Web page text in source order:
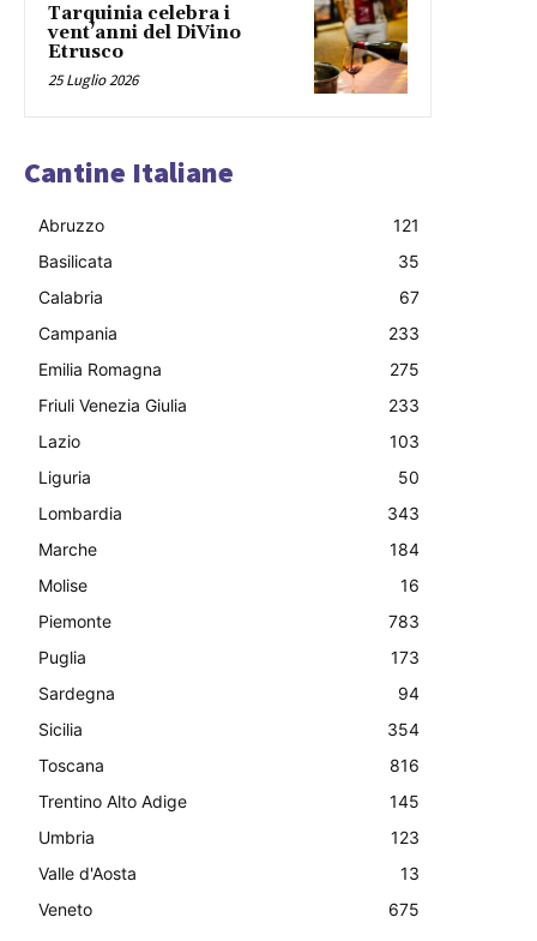
Tarquinia celebra i
vent’anni del DiVino
Etrusco
25 Luglio 2026
Cantine Italiane
Abruzzo
121
Basilicata
35
Calabria
67
Campania
233
Emilia Romagna
275
Friuli Venezia Giulia
233
Lazio
103
Liguria
50
Lombardia
343
Marche
184
Molise
16
Piemonte
783
Puglia
173
Sardegna
94
Sicilia
354
Toscana
816
Trentino Alto Adige
145
Umbria
123
Valle d'Aosta
13
Veneto
675